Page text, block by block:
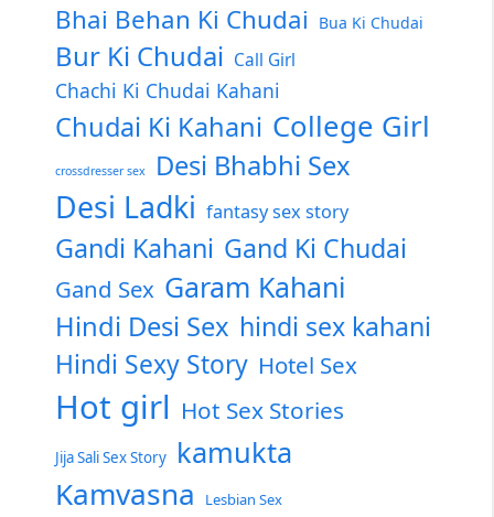
Bhai Behan Ki Chudai Bua Ki Chudai
Bur Ki Chudai Call Girl
Chachi Ki Chudai Kahani
Chudai Ki Kahani College Girl
crossdresser sex Desi Bhabhi Sex
Desi Ladki fantasy sex story
Gandi Kahani Gand Ki Chudai
Gand Sex Garam Kahani
Hindi Desi Sex hindi sex kahani
Hindi Sexy Story Hotel Sex
Hot girl Hot Sex Stories
Jija Sali Sex Story kamukta
Kamvasna Lesbian Sex